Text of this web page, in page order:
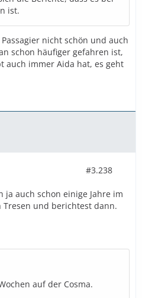
ist.
nicht schön und auch
schon häufiger gefahren ist,
auch immer Aida hat, es geht
#3.238
ja auch schon einige Jahre im
Tresen und berichtest dann.
auf der Cosma.